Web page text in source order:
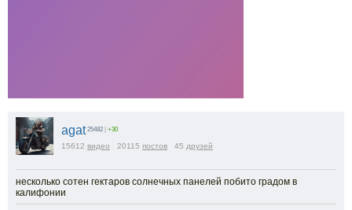
agat 25482 +30
15612 видео 20115 постов 45 друзей
несколько сотен гектаров солнечных панелей побито градом в
калифонии